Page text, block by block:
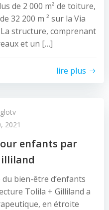
de 2 000 m² de toiture,
32 200 m ² sur la Via
structure, comprenant
et un […]
lire plus
2021
enfants par
bien-être d’enfants
Tolila + Gilliland a
en étroite